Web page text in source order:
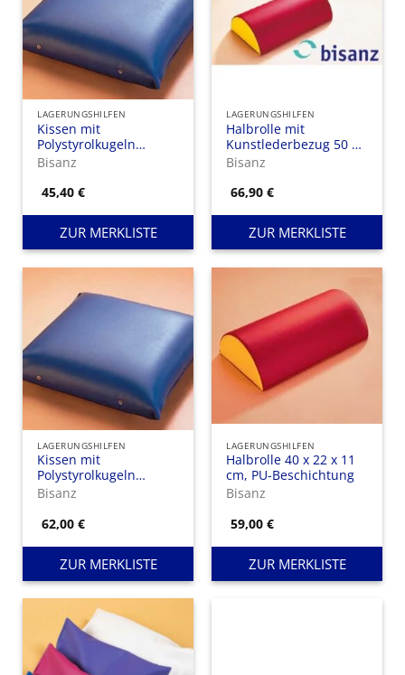
LAGERUNGSHILFEN
Kissen mit
Polystyrolkugeln
Kunstleder-Bezug 40 x
Bisanz
45,40€
ZUR MERKLISTE
LAGERUNGSHILFEN
Halbrolle mit
Kunstlederbezug 50 x
22 x 11cm
Bisanz
66,90€
ZUR MERKLISTE
LAGERUNGSHILFEN
Kissen mit
Polystyrolkugeln
Kunstleder-Bezug 60 x
Bisanz
62,00€
ZUR MERKLISTE
LAGERUNGSHILFEN
Halbrolle 40 x 22 x 11
cm, PU-Beschichtung
Bisanz
59,00€
ZUR MERKLISTE